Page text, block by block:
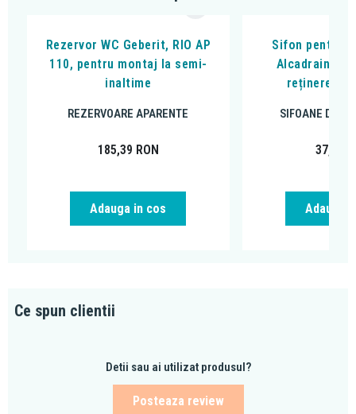
Rezervor WC Geberit, RIO AP
110, pentru montaj la semi-
inaltime
REZERVOARE APARENTE
185,39 RON
Adauga in cos
Sifon pentru
Alcadrain, cu
reținere a
SIFOANE DE
37,33
Adauga
Ce spun clientii
Detii sau ai utilizat produsul?
Posteaza review